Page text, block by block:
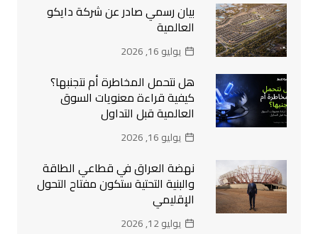
بيان رسمي صادر عن شركة دايكو
العالمية
يوليو 16, 2026
هل نتحمل المخاطرة أم نتجنبها؟
كيفية قراءة معنويات السوق
العالمية قبل التداول
يوليو 16, 2026
نهضة العراق في قطاعي الطاقة
والبنية التحتية ستكون مفتاح التحول
الإقليمي
يوليو 12, 2026